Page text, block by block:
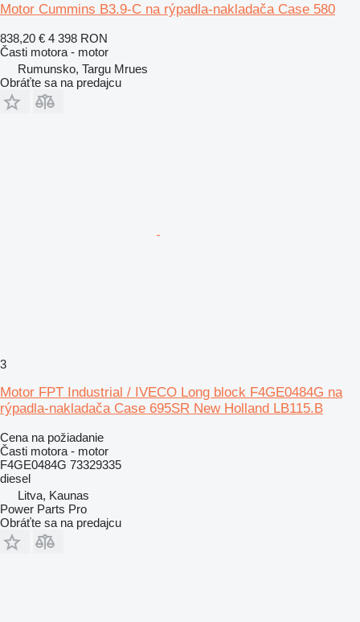
Motor Cummins B3.9-C na rýpadla-nakladača Case 580
838,20 € 4 398 RON
Časti motora - motor
Rumunsko, Targu Mrues
Obráťte sa na predajcu
3
Motor FPT Industrial / IVECO Long block F4GE0484G na
rýpadla-nakladača Case 695SR New Holland LB115.B
Cena na požiadanie
Časti motora - motor
F4GE0484G 73329335
diesel
Litva, Kaunas
Power Parts Pro
Obráťte sa na predajcu